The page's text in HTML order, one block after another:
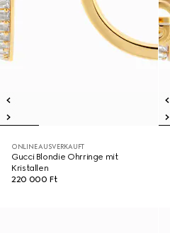
ONLINE AUSVERKAUFT
Gucci Blondie Ohrringe mit
Kristallen
220 000 Ft